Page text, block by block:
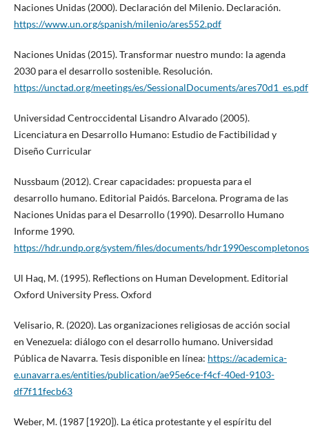
Naciones Unidas (2000). Declaración del Milenio. Declaración.
https://www.un.org/spanish/milenio/ares552.pdf
Naciones Unidas (2015). Transformar nuestro mundo: la agenda
2030 para el desarrollo sostenible. Resolución.
https://unctad.org/meetings/es/SessionalDocuments/ares70d1_es.pdf
Universidad Centroccidental Lisandro Alvarado (2005).
Licenciatura en Desarrollo Humano: Estudio de Factibilidad y
Diseño Curricular
Nussbaum (2012). Crear capacidades: propuesta para el
desarrollo humano. Editorial Paidós. Barcelona. Programa de las
Naciones Unidas para el Desarrollo (1990). Desarrollo Humano
Informe 1990.
https://hdr.undp.org/system/files/documents/
Ul Haq, M. (1995). Reflections on Human Development. Editorial
Oxford University Press. Oxford
Velisario, R. (2020). Las organizaciones religiosas de acción social
en Venezuela: diálogo con el desarrollo humano. Universidad
Pública de Navarra. Tesis disponible en línea: https://academica-
e.unavarra.es/entities/publication/ae95e6ce-f4cf-40ed-9103-
df7f11fecb63
Weber, M. (1987 [1920]). La ética protestante y el espíritu del